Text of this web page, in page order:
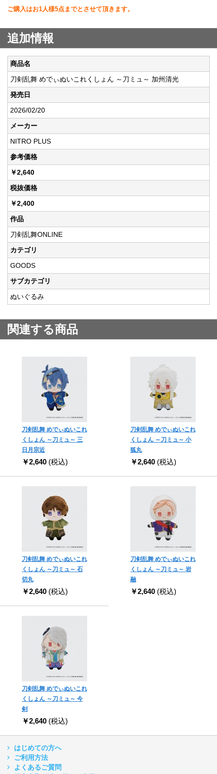
ご購入はお1人様5点までとさせて頂きます。
追加情報
商品名
刀剣乱舞 めでぃぬいこれくしょん ～刀ミュ～ 加州清光
発売日
2026/02/20
メーカー
NITRO PLUS
参考価格
￥2,640
税抜価格
￥2,400
作品
刀剣乱舞ONLINE
カテゴリ
GOODS
サブカテゴリ
ぬいぐるみ
関連する商品
刀剣乱舞 めでぃぬいこれ
くしょん ～刀ミュ～ 三
日月宗近
￥2,640 (税込)
刀剣乱舞 めでぃぬいこれ
くしょん ～刀ミュ～ 小
狐丸
￥2,640 (税込)
刀剣乱舞 めでぃぬいこれ
くしょん ～刀ミュ～ 石
切丸
￥2,640 (税込)
刀剣乱舞 めでぃぬいこれ
くしょん ～刀ミュ～ 岩
融
￥2,640 (税込)
刀剣乱舞 めでぃぬいこれ
くしょん ～刀ミュ～ 今
剣
￥2,640 (税込)
はじめての方へ
ご利用方法
よくあるご質問